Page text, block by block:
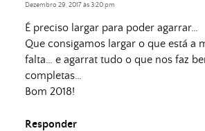
Dezembro 29, 2017 às 3:20 pm
É preciso largar para poder agarrar…
Que consigamos largar o que está a
falta… e agarrat tudo o que nos faz
completas…
Bom 2018!
Responder